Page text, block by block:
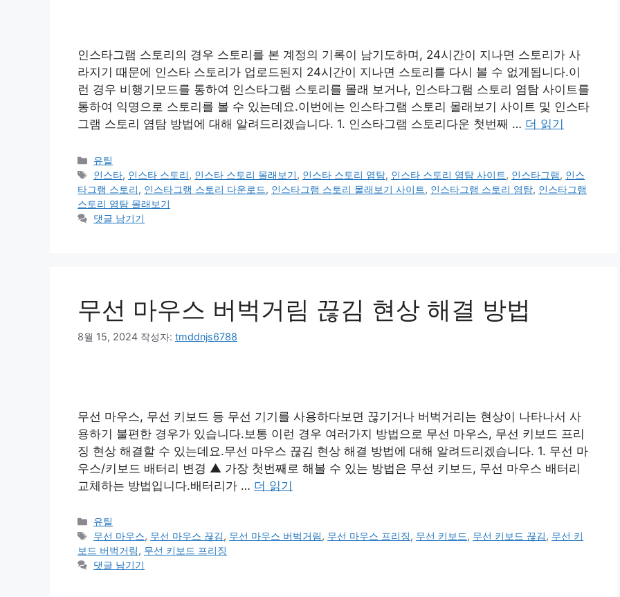
인스타그램 스토리의 경우 스토리를 본 계정의 기록이 남기도하며, 24시간이 지나면 스토리가 사
라지기 때문에 인스타 스토리가 업로드된지 24시간이 지나면 스토리를 다시 볼 수 없게됩니다.이
런 경우 비행기모드를 통하여 인스타그램 스토리를 몰래 보거나, 인스타그램 스토리 염탐 사이트를
통하여 익명으로 스토리를 볼 수 있는데요.이번에는 인스타그램 스토리 몰래보기 사이트 및 인스타
그램 스토리 염탐 방법에 대해 알려드리겠습니다. 1. 인스타그램 스토리다운 첫번째 … 더 읽기
카
테
고
리
유틸
태
그
인스타, 인스타 스토리, 인스타 스토리 몰래보기, 인스타 스토리 염탐, 인스타 스토리 염탐 사이트, 인스타그램, 인스
타그램 스토리, 인스타그램 스토리 다운로드, 인스타그램 스토리 몰래보기 사이트, 인스타그램 스토리 염탐, 인스타그램
스토리 염탐 몰래보기
댓글 남기기
무선 마우스 버벅거림 끊김 현상 해결 방법
8월 15, 2024 작성자: tmddnjs6788
무선 마우스, 무선 키보드 등 무선 기기를 사용하다보면 끊기거나 버벅거리는 현상이 나타나서 사
용하기 불편한 경우가 있습니다.보통 이런 경우 여러가지 방법으로 무선 마우스, 무선 키보드 프리
징 현상 해결할 수 있는데요.무선 마우스 끊김 현상 해결 방법에 대해 알려드리겠습니다. 1. 무선 마
우스/키보드 배터리 변경 ▲ 가장 첫번째로 해볼 수 있는 방법은 무선 키보드, 무선 마우스 배터리
교체하는 방법입니다.배터리가 … 더 읽기
카
테
고
리
유틸
태
그
무선 마우스, 무선 마우스 끊김, 무선 마우스 버벅거림, 무선 마우스 프리징, 무선 키보드, 무선 키보드 끊김, 무선 키
보드 버벅거림, 무선 키보드 프리징
댓글 남기기